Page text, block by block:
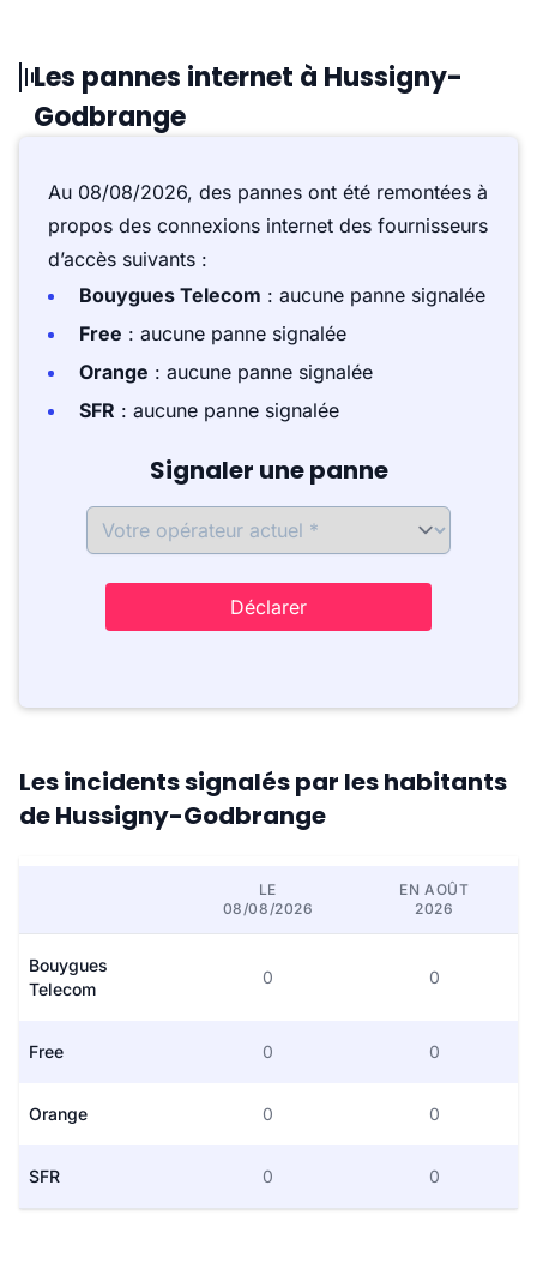
Les pannes internet à Hussigny-
Godbrange
Au 08/08/2026, des pannes ont été remontées à
propos des connexions internet des fournisseurs
d’accès suivants :
Bouygues Telecom : aucune panne signalée
Free : aucune panne signalée
Orange : aucune panne signalée
SFR : aucune panne signalée
Signaler une panne
Déclarer
Les incidents signalés par les habitants
de Hussigny-Godbrange
LE
08/08/2026
EN AOÛT
2026
Bouygues
Telecom
0 0
Free 0 0
Orange 0 0
SFR 0 0